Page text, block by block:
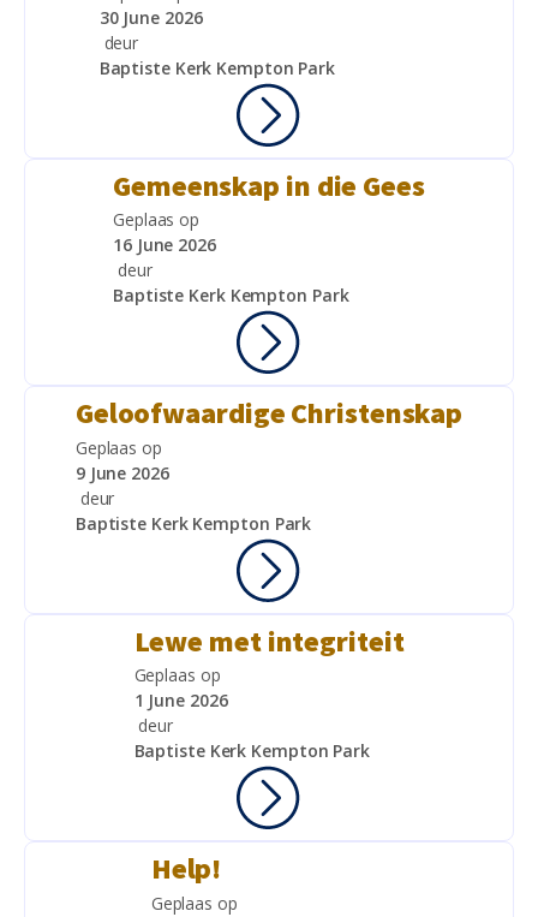
30 June 2026
deur
Baptiste Kerk Kempton Park
Gemeenskap in die Gees
Geplaas op
16 June 2026
deur
Baptiste Kerk Kempton Park
Geloofwaardige Christenskap
Geplaas op
9 June 2026
deur
Baptiste Kerk Kempton Park
Lewe met integriteit
Geplaas op
1 June 2026
deur
Baptiste Kerk Kempton Park
Help!
Geplaas op